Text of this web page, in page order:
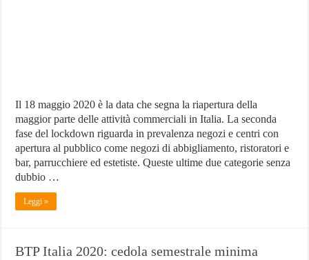
Il 18 maggio 2020 è la data che segna la riapertura della
maggior parte delle attività commerciali in Italia. La seconda
fase del lockdown riguarda in prevalenza negozi e centri con
apertura al pubblico come negozi di abbigliamento, ristoratori e
bar, parrucchiere ed estetiste. Queste ultime due categorie senza
dubbio …
Leggi »
BTP Italia 2020: cedola semestrale minima